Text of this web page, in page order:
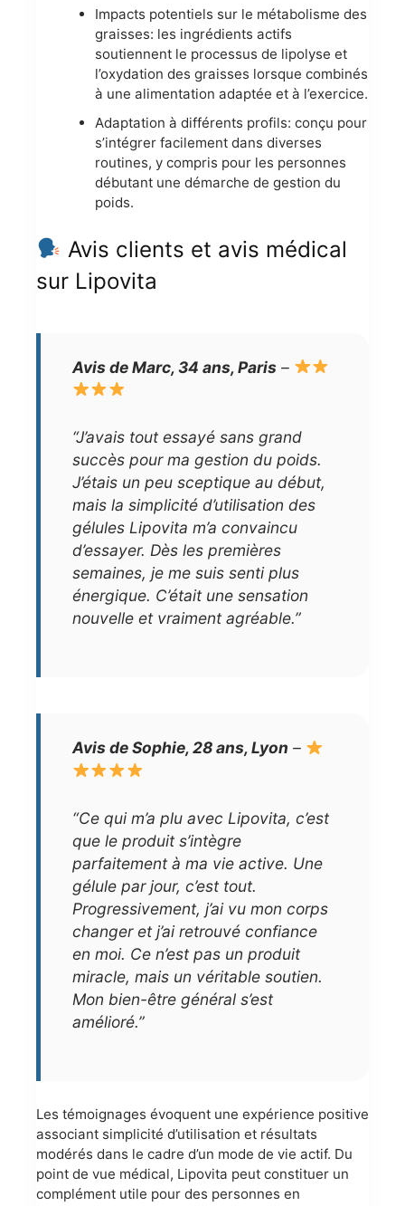
Impacts potentiels sur le métabolisme des
graisses: les ingrédients actifs
soutiennent le processus de lipolyse et
l’oxydation des graisses lorsque combinés
à une alimentation adaptée et à l’exercice.
Adaptation à différents profils: conçu pour
s’intégrer facilement dans diverses
routines, y compris pour les personnes
débutant une démarche de gestion du
poids.
Avis clients et avis médical
sur Lipovita
Avis de Marc, 34 ans, Paris –
“J’avais tout essayé sans grand
succès pour ma gestion du poids.
J’étais un peu sceptique au début,
mais la simplicité d’utilisation des
gélules Lipovita m’a convaincu
d’essayer. Dès les premières
semaines, je me suis senti plus
énergique. C’était une sensation
nouvelle et vraiment agréable.”
Avis de Sophie, 28 ans, Lyon –
“Ce qui m’a plu avec Lipovita, c’est
que le produit s’intègre
parfaitement à ma vie active. Une
gélule par jour, c’est tout.
Progressivement, j’ai vu mon corps
changer et j’ai retrouvé confiance
en moi. Ce n’est pas un produit
miracle, mais un véritable soutien.
Mon bien-être général s’est
amélioré.”
Les témoignages évoquent une expérience positive
associant simplicité d’utilisation et résultats
modérés dans le cadre d’un mode de vie actif. Du
point de vue médical, Lipovita peut constituer un
complément utile pour des personnes en